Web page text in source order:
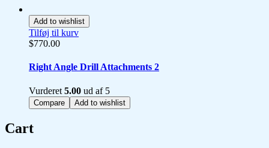
Add to wishlist
Tilføj til kurv
$770.00
Right Angle Drill Attachments 2
Vurderet 5.00 ud af 5
Compare Add to wishlist
Cart